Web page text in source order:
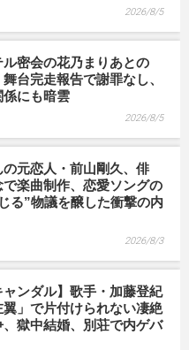
2026/8/5
密会の花乃まりあとの
舞台完走報告で謝罪なし、
にも暗雲
2026/8/5
元恋人・前山剛久、俳
楽曲制作、恋愛ソングの
る”物議を醸した衝撃の内
2026/8/3
ャンダル】歌手・加藤登紀
」で片付けられない凄絶
獄中結婚、別荘で内ゲバ